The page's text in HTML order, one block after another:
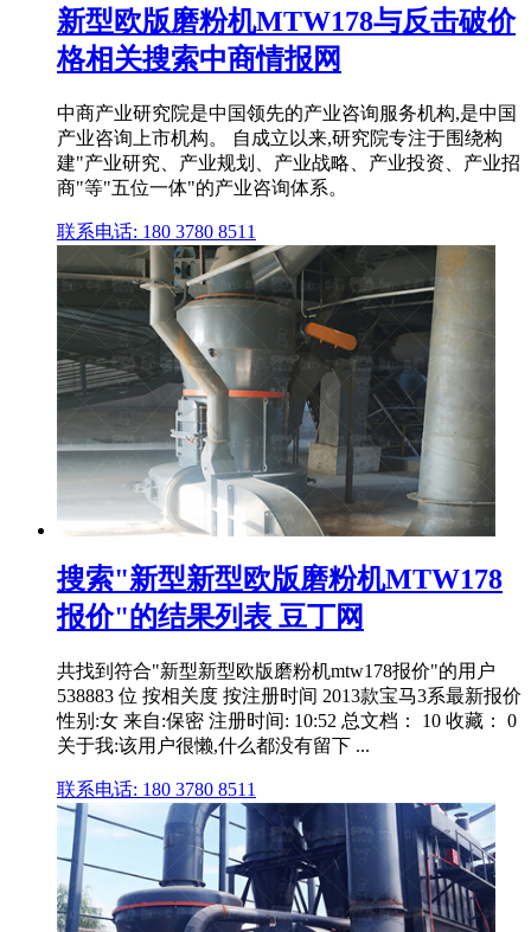
新型欧版磨粉机MTW178与反击破价
格相关搜索中商情报网
中商产业研究院是中国领先的产业咨询服务机构,是中国
产业咨询上市机构。 自成立以来,研究院专注于围绕构
建"产业研究、产业规划、产业战略、产业投资、产业招
商"等"五位一体"的产业咨询体系。
联系电话: 180 3780 8511
搜索"新型新型欧版磨粉机MTW178
报价"的结果列表 豆丁网
共找到符合"新型新型欧版磨粉机mtw178报价"的用户
538883 位 按相关度 按注册时间 2013款宝马3系最新报价
性别:女 来自:保密 注册时间: 10:52 总文档： 10 收藏： 0
关于我:该用户很懒,什么都没有留下 ...
联系电话: 180 3780 8511